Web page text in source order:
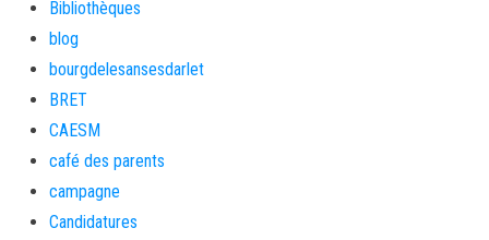
Bibliothèques
blog
bourgdelesansesdarlet
BRET
CAESM
café des parents
campagne
Candidatures